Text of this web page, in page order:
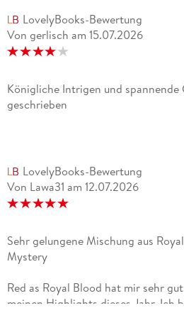
LovelyBooks-Bewertung
Von gerlisch am 15.07.2026
Königliche Intrigen und spannende
geschrieben
LovelyBooks-Bewertung
Von Lawa31 am 12.07.2026
Sehr gelungene Mischung aus
Mystery
Red as Royal Blood hat mir sehr
meinen Highlights dieses Jahr. Ich